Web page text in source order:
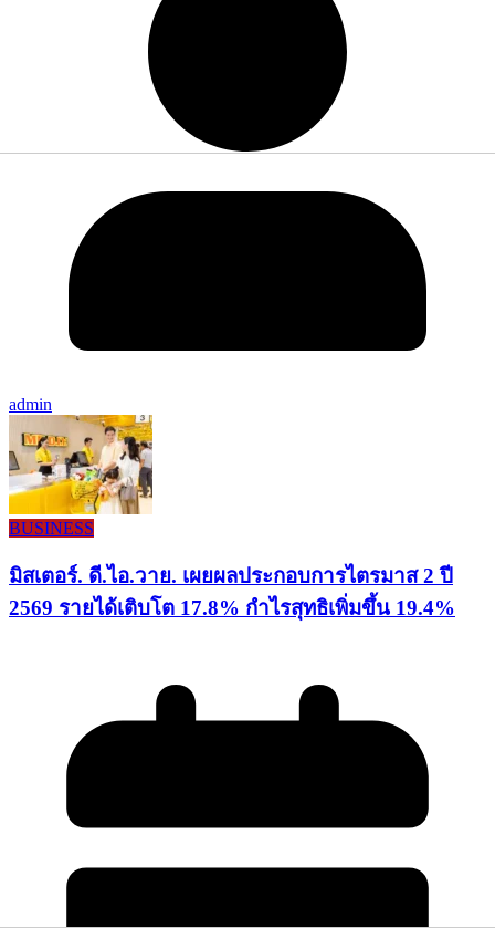
admin
BUSINESS
มิสเตอร์. ดี.ไอ.วาย. เผยผลประกอบการไตรมาส 2 ปี
2569 รายได้เติบโต 17.8% กำไรสุทธิเพิ่มขึ้น 19.4%